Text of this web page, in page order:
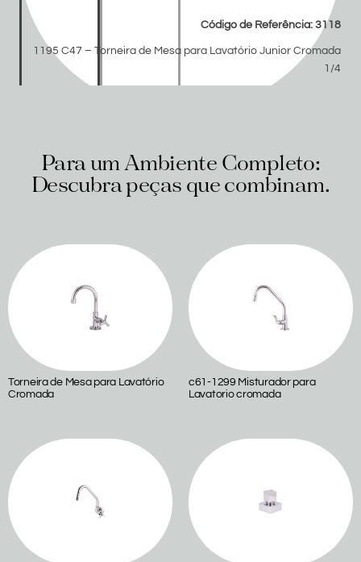
Código de Referência: 3118
1195 C47 – Torneira de Mesa para Lavatório Junior Cromada
1/4
Para um Ambiente Completo:
Descubra peças que combinam.
Torneira de Mesa para Lavatório
Cromada
c61-1299 Misturador para
Lavatorio cromada